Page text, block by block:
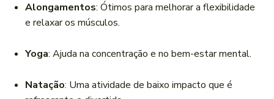
Alongamentos: Ótimos para melhorar a flexibilidade
e relaxar os músculos.
Yoga: Ajuda na concentração e no bem-estar mental.
Natação: Uma atividade de baixo impacto que é